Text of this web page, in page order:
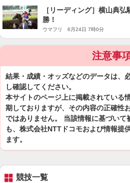
［リーディング］横山典
勝！
ウマフリ 6月24日 7時0分
注意事
結果・成績・オッズなどのデータは、
し確認してください。
本サイトのページ上に掲載されている
期しておりますが、その内容の正確性
ではありません。 当該情報に基づいて
も、株式会社NTTドコモおよび情報提
ます。
競技一覧